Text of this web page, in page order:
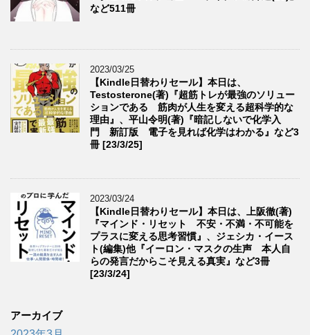
など511冊
2023/03/25
【Kindle日替わりセール】本日は、
Testosterone(著)『超筋トレが最強のソリュー
ションである 筋肉が人生を変える超科学的な
理由』、平山令明(著)『暗記しないで化学入
門 新訂版 電子を見れば化学はわかる』など3
冊 [23/3/25]
2023/03/24
【Kindle日替わりセール】本日は、上阪徹(著)
『マインド・リセット 不安・不満・不可能を
プラスに変える思考習慣』、ジェシカ・イース
ト(編集)他『イーロン・マスクの生声 本人自
らの発言だからこそ見える真実』など3冊
[23/3/24]
アーカイブ